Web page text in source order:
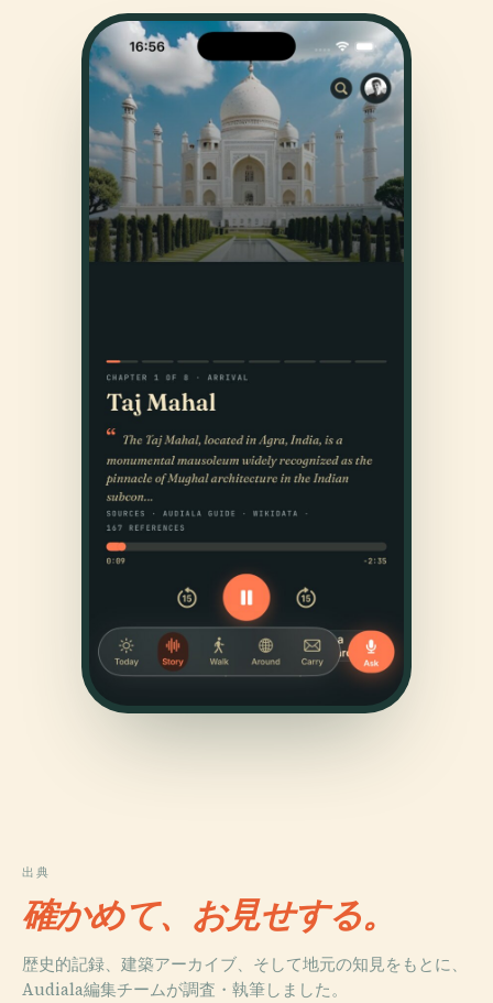
出典
確かめて、お見せする。
歴史的記録、建築アーカイブ、そして地元の知見をもとに、
Audiala編集チームが調査・執筆しました。